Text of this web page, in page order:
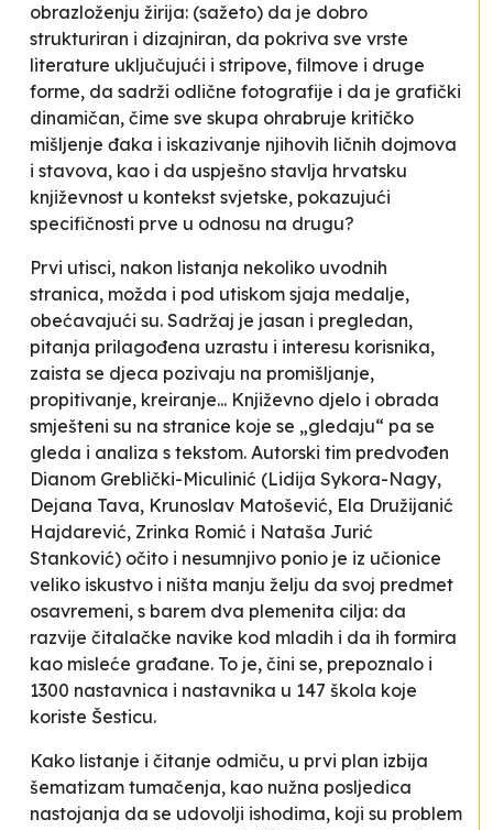
obrazloženju žirija: (sažeto) da je dobro
strukturiran i dizajniran, da pokriva sve vrste
literature uključujući i stripove, filmove i druge
forme, da sadrži odlične fotografije i da je grafički
dinamičan, čime sve skupa ohrabruje kritičko
mišljenje đaka i iskazivanje njihovih ličnih dojmova
i stavova, kao i da uspješno stavlja hrvatsku
književnost u kontekst svjetske, pokazujući
specifičnosti prve u odnosu na drugu?
Prvi utisci, nakon listanja nekoliko uvodnih
stranica, možda i pod utiskom sjaja medalje,
obećavajući su. Sadržaj je jasan i pregledan,
pitanja prilagođena uzrastu i interesu korisnika,
zaista se djeca pozivaju na promišljanje,
propitivanje, kreiranje... Književno djelo i obrada
smješteni su na stranice koje se „gledaju“ pa se
gleda i analiza s tekstom. Autorski tim predvođen
Dianom Greblički-Miculinić (Lidija Sykora-Nagy,
Dejana Tava, Krunoslav Matošević, Ela Družijanić
Hajdarević, Zrinka Romić i Nataša Jurić
Stanković) očito i nesumnjivo ponio je iz učionice
veliko iskustvo i ništa manju želju da svoj predmet
osavremeni, s barem dva plemenita cilja: da
razvije čitalačke navike kod mladih i da ih formira
kao misleće građane. To je, čini se, prepoznalo i
1300 nastavnica i nastavnika u 147 škola koje
koriste Šesticu.
Kako listanje i čitanje odmiču, u prvi plan izbija
šematizam tumačenja, kao nužna posljedica
nastojanja da se udovolji ishodima, koji su problem